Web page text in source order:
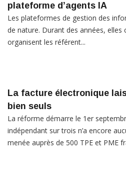
plateforme d’agents IA
Les plateformes de gestion des
de nature. Durant des années, elles
organisent les référent...
La facture électronique
bien seuls
La réforme démarre le 1er
indépendant sur trois n’a encore
menée auprès de 500 TPE et PME